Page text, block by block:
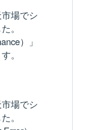
市場でシ
。
）」
。
市場でシ
。